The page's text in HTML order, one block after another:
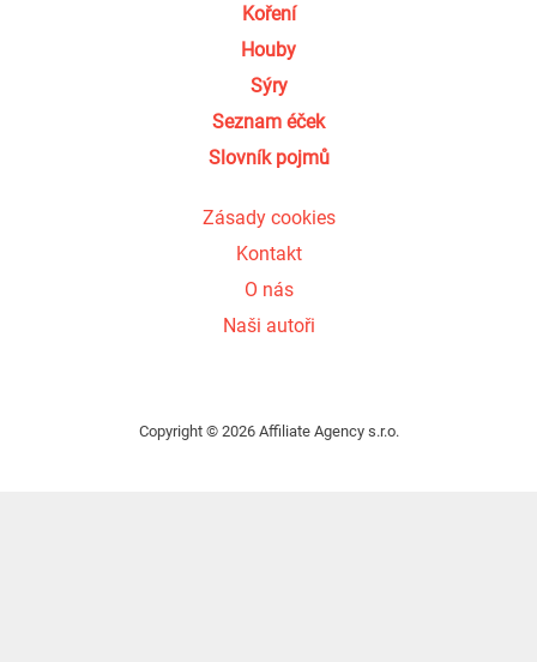
Koření
Houby
Sýry
Seznam éček
Slovník pojmů
Zásady cookies
Kontakt
O nás
Naši autoři
Copyright © 2026 Affiliate Agency s.r.o.